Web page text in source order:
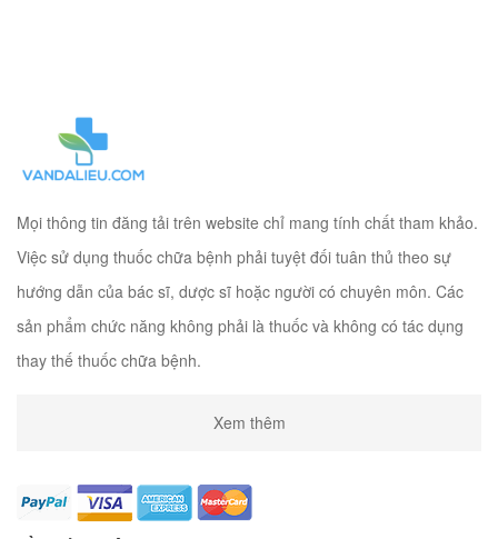
Mọi thông tin đăng tải trên website chỉ mang tính chất tham khảo.
Việc sử dụng thuốc chữa bệnh phải tuyệt đối tuân thủ theo sự
hướng dẫn của bác sĩ, dược sĩ hoặc người có chuyên môn. Các
sản phẩm chức năng không phải là thuốc và không có tác dụng
thay thế thuốc chữa bệnh.
Xem thêm